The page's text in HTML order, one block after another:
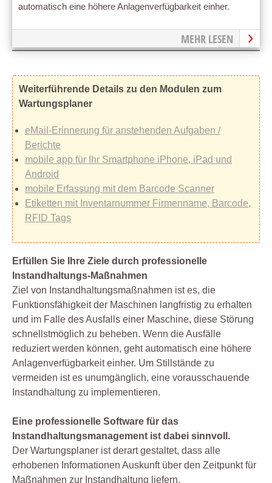
automatisch eine höhere Anlagenverfügbarkeit einher.
MEHR LESEN
Weiterführende Details zu den Modulen zum
Wartungsplaner
eMail-Erinnerung für anstehenden Aufgaben /
Berichte
mobile app für Ihr Smartphone iPhone, iPad und
Android
mobile Erfassung mit dem Barcode Scanner
Etiketten mit Inventarnummer Firmenname, Barcode,
RFID Tags
Erfüllen Sie Ihre Ziele durch professionelle
Instandhaltungs-Maßnahmen
Ziel von Instandhaltungsmaßnahmen ist es, die
Funktionsfähigkeit der Maschinen langfristig zu erhalten
und im Falle des Ausfalls einer Maschine, diese Störung
schnellstmöglich zu beheben. Wenn die Ausfälle
reduziert werden können, geht automatisch eine höhere
Anlagenverfügbarkeit einher. Um Stillstände zu
vermeiden ist es unumgänglich, eine vorausschauende
Instandhaltung zu implementieren.
Eine professionelle Software für das
Instandhaltungsmanagement ist dabei sinnvoll.
Der Wartungsplaner ist derart gestaltet, dass alle
erhobenen Informationen Auskunft über den Zeitpunkt für
Maßnahmen zur Instandhaltung liefern.